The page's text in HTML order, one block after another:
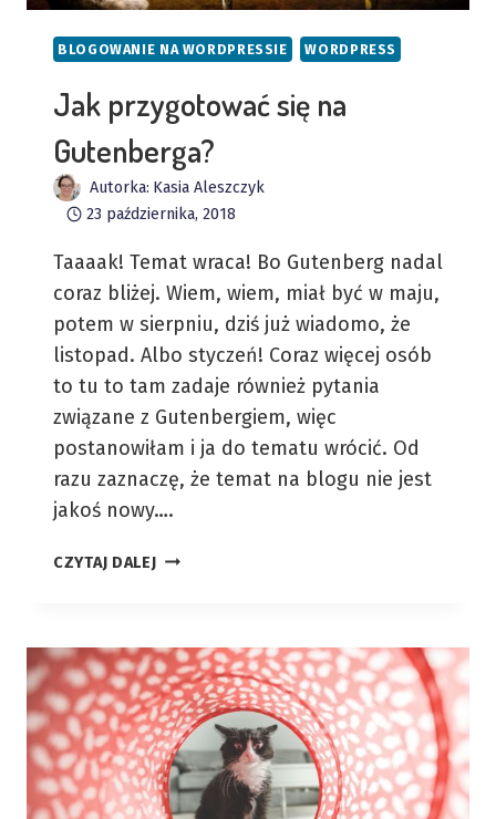
BLOGOWANIE NA WORDPRESSIE WORDPRESS
Jak przygotować się na
Gutenberga?
Autorka: Kasia Aleszczyk
23 października, 2018
Taaaak! Temat wraca! Bo Gutenberg nadal
coraz bliżej. Wiem, wiem, miał być w maju,
potem w sierpniu, dziś już wiadomo, że
listopad. Albo styczeń! Coraz więcej osób
to tu to tam zadaje również pytania
związane z Gutenbergiem, więc
postanowiłam i ja do tematu wrócić. Od
razu zaznaczę, że temat na blogu nie jest
jakoś nowy….
CZYTAJ DALEJJAK
GUTENBERGA?